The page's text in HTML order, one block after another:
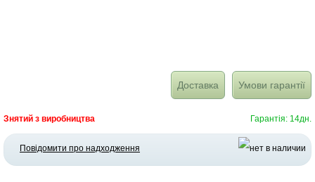
Доставка Умови гарантії
Знятий з виробництва Гарантія: 14дн.
Повідомити про надходження